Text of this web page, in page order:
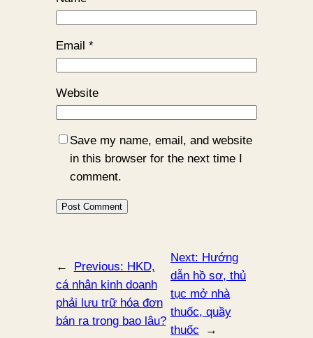
Email *
Website
Save my name, email, and website
in this browser for the next time I
comment.
← Previous: HKD,
cá nhân kinh doanh
phải lưu trữ hóa đơn
bán ra trong bao lâu?
Next: Hướng
dẫn hồ sơ, thủ
tục mở nhà
thuốc, quầy
thuốc
→